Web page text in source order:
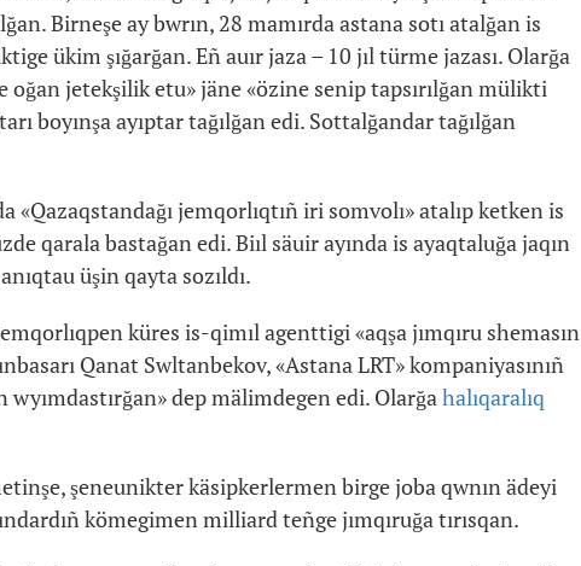
Birneşe ay bwrın, 28 mamırda astana sotı atalğan is
ükim şığarğan. Eñ auır jaza – 10 jıl türme jazası. Olarğa
oğan jetekşilik etu» jäne «özine senip tapsırılğan mülikti
boyınşa ayıptar tağılğan edi. Sottalğandar tağılğan
«Qazaqstandağı jemqorlıqtıñ iri somvolı» atalıp ketken is
qarala bastağan edi. Biıl säuir ayında is ayaqtaluğa jaqın
üşin qayta sozıldı.
küres is-qimıl agenttigi «aqşa jımqıru shemasın
Qanat Swltanbekov, «Astana LRT» kompaniyasınıñ
wyımdastırğan» dep mälimdegen edi. Olarğahalıqaralıq
şeneunikter käsipkerlermen birge joba qwnın ädeyi
kömegimen milliard teñge jımqıruğa tırısqan.